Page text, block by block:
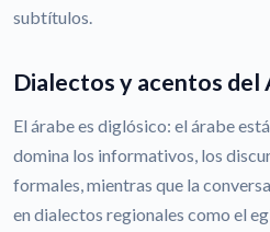
subtítulos.
Dialectos y acentos del
El árabe es diglósico: el árabe
domina los informativos, los
formales, mientras que la
en dialectos regionales como el